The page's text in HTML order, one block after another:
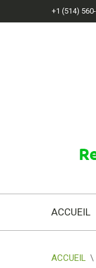
+1 (514)
ACCUEIL
ACCUEIL \